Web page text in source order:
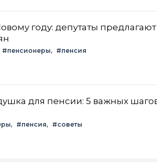
году: депутаты
#пенсионеры
#пенсия
для пенсии: 5 важных
#пенсия
#советы